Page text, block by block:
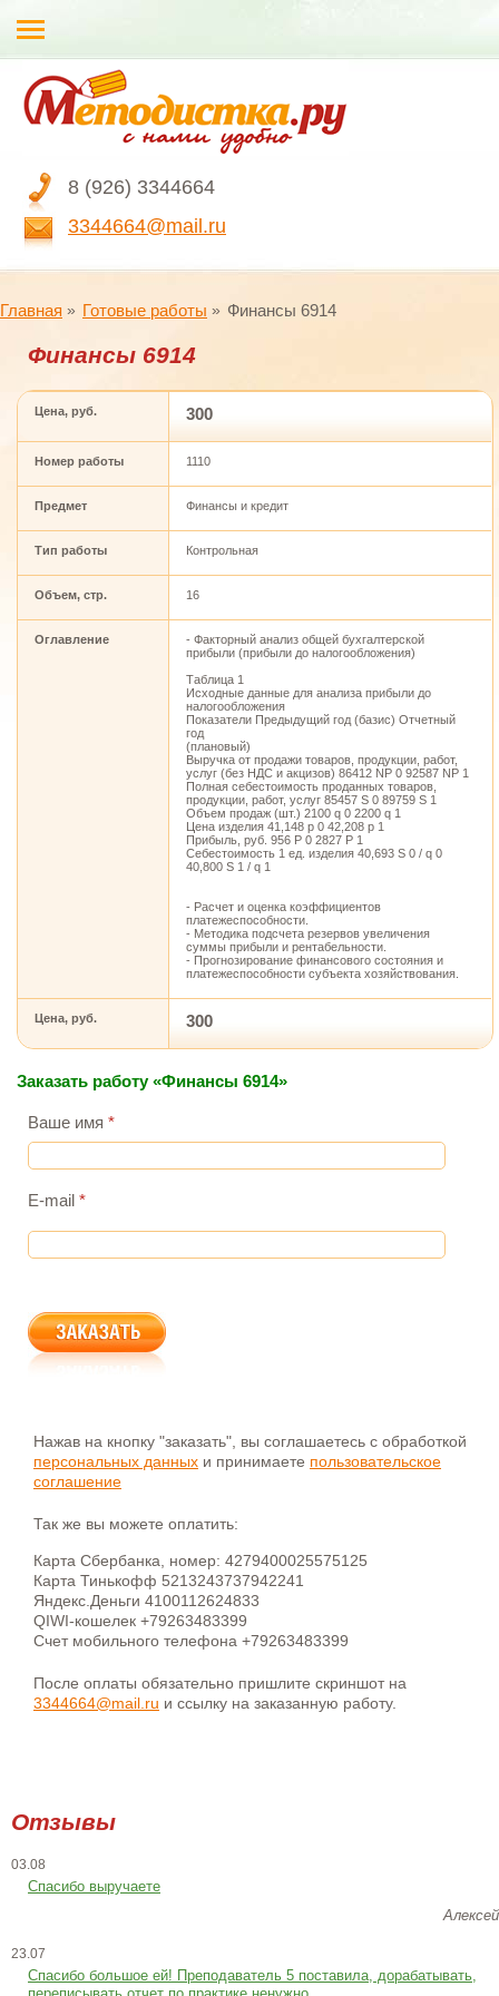
8 (926) 3344664
3344664@mail.ru
Главная Готовые работы Финансы 6914
Финансы 6914
Цена, руб. 300
Номер работы 1110
Предмет Финансы и кредит
Тип работы Контрольная
Объем, стр. 16
Оглавление
- Факторный анализ общей бухгалтерской
прибыли (прибыли до налогообложения)
Таблица 1
Исходные данные для анализа прибыли до
налогообложения
Показатели Предыдущий год (базис) Отчетный
год
(плановый)
Выручка от продажи товаров, продукции, работ,
услуг (без НДС и акцизов) 86412 NP 0 92587 NP 1
Полная себестоимость проданных товаров,
продукции, работ, услуг 85457 S 0 89759 S 1
Объем продаж (шт.) 2100 q 0 2200 q 1
Цена изделия 41,148 p 0 42,208 p 1
Прибыль, руб. 956 P 0 2827 P 1
Себестоимость 1 ед. изделия 40,693 S 0 / q 0
40,800 S 1 / q 1
- Расчет и оценка коэффициентов
платежеспособности.
- Методика подсчета резервов увеличения
суммы прибыли и рентабельности.
- Прогнозирование финансового состояния и
платежеспособности субъекта хозяйствования.
Цена, руб. 300
Заказать работу «Финансы 6914»
Ваше имя *
E-mail *
Нажав на кнопку "заказать", вы соглашаетесь с обработкой
персональных данных и принимаете пользовательское
соглашение
Так же вы можете оплатить:
Карта Сбербанка, номер: 4279400025575125
Карта Тинькофф 5213243737942241
Яндекс.Деньги 4100112624833
QIWI-кошелек +79263483399
Счет мобильного телефона +79263483399
После оплаты обязательно пришлите скриншот на
3344664@mail.ru и ссылку на заказанную работу.
Отзывы
03.08
Спасибо выручаете
Алексей
23.07
Cпасибо большое ей! Преподаватель 5 поставила, дорабатывать,